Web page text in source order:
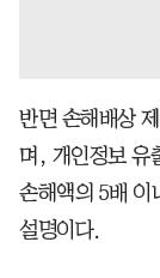
반면 손해배상
며, 개인정보 유
손해액의 5배 이
설명이다.